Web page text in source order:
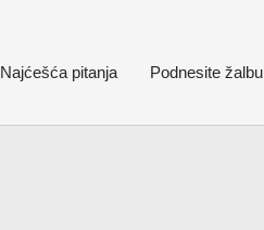
Najćešća pitanja Podnesite žalbu